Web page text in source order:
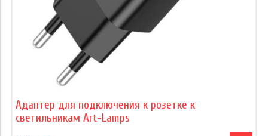
Адаптер для подключения к розетке к
светильникам Art-Lamps